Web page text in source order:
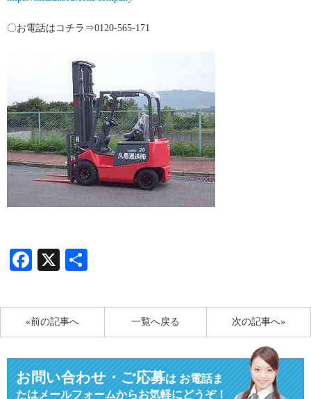
〇お電話はコチラ⇒0120-565-171
Facebook
X
«前の記事へ 次の記事へ»
一覧へ戻る
お問い合わせ・ご応募はお電話ま
たはメールフォームからお気軽にどうぞ！